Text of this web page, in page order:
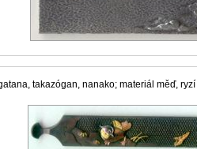
takazógan, nanako; materiál měď,